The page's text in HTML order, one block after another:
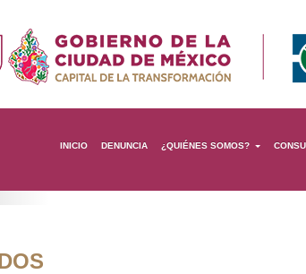
INICIO DENUNCIA ¿QUIÉNES SOMOS?